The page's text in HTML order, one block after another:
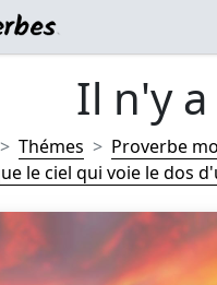
Il n'y
Thémes
Proverbe
le ciel qui voie le dos